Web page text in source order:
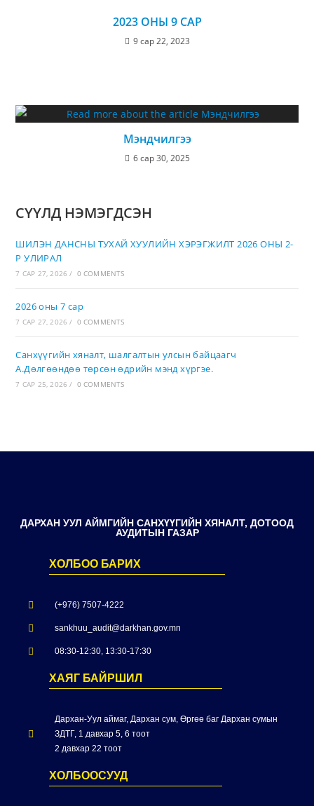
2023 ОНЫ 9 САР
9 сар 22, 2023
Мэндчилгээ
6 сар 30, 2025
СҮҮЛД НЭМЭГДСЭН
ШИЛЭН ДАНСНЫ ТУХАЙ ХУУЛИЙН ХЭРЭГЖИЛТ 2026 ОНЫ 2-
Р УЛИРАЛ
7 САР 27, 2026 / 0 COMMENTS
2026 оны 7 сар
7 САР 27, 2026 / 0 COMMENTS
Санхүүгийн хяналт, шалгалтын улсын байцаагч
А.Дөлгөөндөө төрсөн өдрийн мэнд хүргэе.
7 САР 25, 2026 / 0 COMMENTS
ДАРХАН УУЛ АЙМГИЙН САНХҮҮГИЙН ХЯНАЛТ, ДОТООД
АУДИТЫН ГАЗАР
ХОЛБОО БАРИХ
(+976) 7507-4222
sankhuu_audit@darkhan.gov.mn
08:30-12:30, 13:30-17:30
ХАЯГ БАЙРШИЛ
Дархан-Уул аймаг, Дархан сум, Өргөө баг Дархан сумын
ЗДТГ, 1 давхар 5, 6 тоот
2 давхар 22 тоот
ХОЛБООСУУД